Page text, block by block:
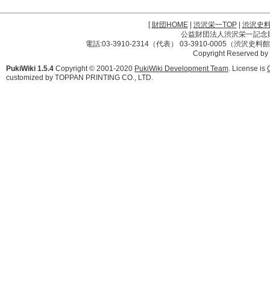
[財団HOME| 渋沢栄一TOP| 渋沢史
公益財団法人渋沢栄一記
電話:03-3910-2314（代表） 03-3910-0005（渋沢史料
Copyright Reserved
PukiWiki 1.5.4 Copyright © 2001-2020 PukiWiki Development Team. License is
customized by TOPPAN PRINTING CO., LTD.